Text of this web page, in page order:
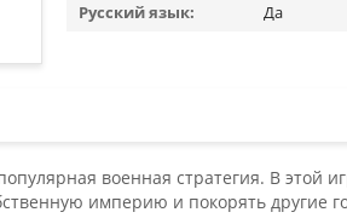
Русский язык:
Да
военная стратегия. В этой
империю и покорять другие